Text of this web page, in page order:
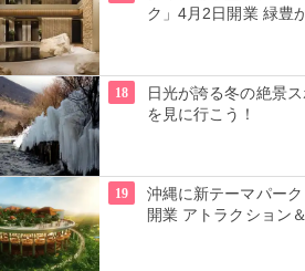
ク」4月2日開業 緑豊
18
日光が誇る冬の絶景
を見に行こう！
19
沖縄に新テーマパー
開業 アトラクション